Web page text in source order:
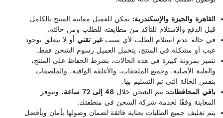
القاهرة والجيزة والإسكندرية: يمكن للعميل معاينة المنتج بالكامل
قبل الدفع والاستلام للتأكد من مطابقته للطلب ومن حالته.
في حالة عدم استلام الطلب لأي سببغير تقني أو لا يتعلق بوجود
عيب أو مشكلة في المنتج، يتحمل العميل رسوم الشحن فقط.
نتميز بمرونة كبيرة في هذه الحالات، بشرط الحفاظ على المنتج،
والعلبة الأصلية، وجميع الملحقات، والأغلفة الواقية، والملصقات
بنفس الحالة التي تم التسليم بها.
باقي المحافظات: يتم الشحن خلال 48 إلى 72 ساعة
، وتتوفر
المعاينة وفقًا لخدمة شركة الشحن في منطقتك.
يتم تغليف جميع الطلبات بعناية فائقة لضمان وصولها بأمان وبأفضل